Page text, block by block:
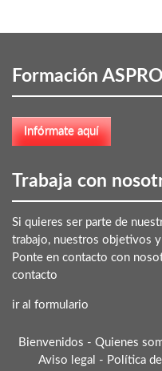
Formación
Trabaja con
Si quieres ser parte de
trabajo, nuestros objetivos
Ponte en contacto con
contacto
ir al formulario
Bienvenidos - Quienes
Aviso legal - Política